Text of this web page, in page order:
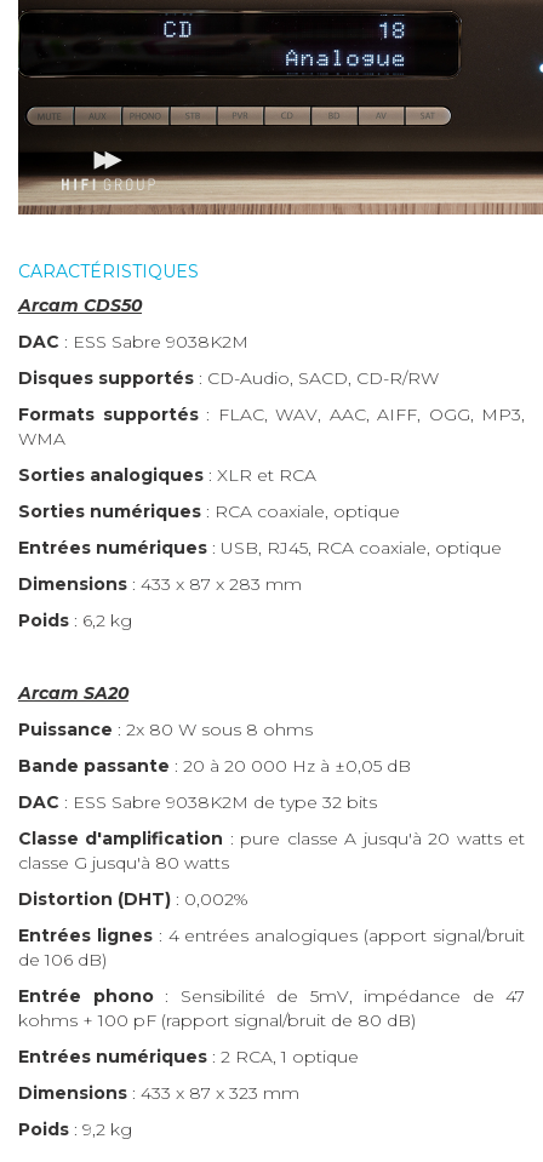
CARACTÉRISTIQUES
Arcam CDS50
DAC : ESS Sabre 9038K2M
Disques supportés : CD-Audio, SACD, CD-R/RW
Formats supportés: FLAC, WAV, AAC, AIFF, OGG, MP3,
WMA
Sorties analogiques : XLR et RCA
Sorties numériques : RCA coaxiale, optique
Entrées numériques : USB, RJ45, RCA coaxiale, optique
Dimensions : 433 x 87 x 283 mm
Poids : 6,2 kg
Arcam SA20
Puissance : 2x 80 W sous 8 ohms
Bande passante : 20 à 20 000 Hz à ±0,05 dB
DAC : ESS Sabre 9038K2M de type 32 bits
Classe d'amplification : pure classe A jusqu'à 20 watts et
classe G jusqu'à 80 watts
Distortion (DHT) : 0,002%
Entrées lignes: 4 entrées analogiques (apport signal/bruit
de 106 dB)
Entrée phono: Sensibilité de 5mV, impédance de 47
kohms + 100 pF (rapport signal/bruit de 80 dB)
Entrées numériques : 2 RCA, 1 optique
Dimensions : 433 x 87 x 323 mm
Poids : 9,2 kg